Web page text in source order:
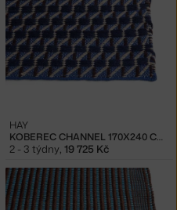
KOBEREC CHANNEL 170X240 CM, BLUE / WHITE
HAY
2 - 3 týdny, 19 725 Kč